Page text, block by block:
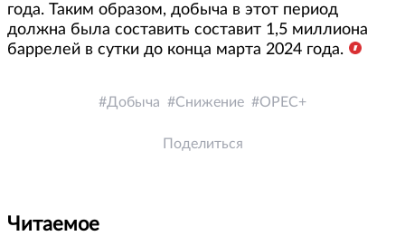
года. Таким образом, добыча в этот период
должна была составить составит 1,5 миллиона
баррелей в сутки до конца марта 2024 года.
Добыча Снижение OPEC+
Поделиться
Читаемое